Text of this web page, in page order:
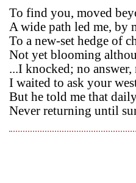
To find you, moved
A wide path led me, by
To a new-set hedge of
Not yet blooming
...I knocked; no answer,
I waited to ask your
But he told me that
Never returning until